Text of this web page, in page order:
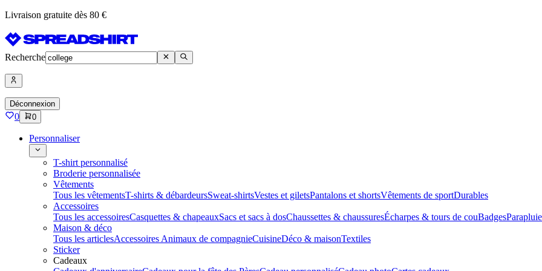
Livraison gratuite dès 80 €
Recherche
Déconnexion
0 0
Personnaliser
T-shirt personnalisé
Broderie personnalisée
Vêtements
Tous les vêtementsT-shirts & débardeursSweat-shirtsVestes et giletsPantalons et shortsVêtements de sportDurables
Accessoires
Tous les accessoiresCasquettes & chapeauxSacs et sacs à dosChaussettes & chaussuresÉcharpes & tours de couBadges
Maison & déco
Tous les articlesAccessoires Animaux de compagnieCuisineDéco & maisonTextiles
Sticker
Cadeaux